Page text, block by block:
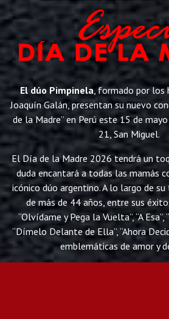
El dúo Pimpinela, formado por los
Joaquín Galán, presentan su nuevo
de la Madre” en Perú este 15 de
21, San Miguel.
El Día de la Madre 2026 tendrá un
duda encantará a todas las mamás
icónico dúo argentino. A lo largo de
de más de 44 años, entre sus
“Olvídame y Pega la Vuelta”, “A Esa”,
“Dímelo Delante de Ella”, “Ahora
emblemáticas de amor y